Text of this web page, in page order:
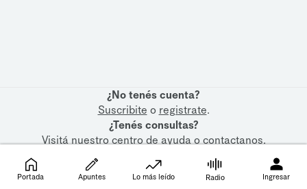
¿No tenés cuenta?
Suscribite o registrate.
¿Tenés consultas?
Visitá nuestrocentro de ayudaocontactanos.
Portada Apuntes Lo más leído Radio Ingresar